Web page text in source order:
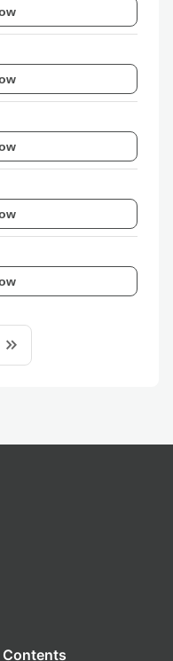
keyboard_double_arrow_right
Contents